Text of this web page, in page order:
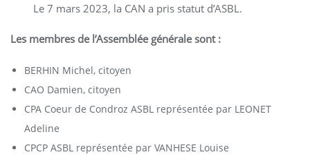
Le 7 mars 2023, la CAN a pris statut d’ASBL.
Les membres de l’Assemblée générale sont :
BERHIN Michel, citoyen
CAO Damien, citoyen
CPA Coeur de Condroz ASBL représentée par LEONET
Adeline
CPCP ASBL représentée par VANHESE Louise